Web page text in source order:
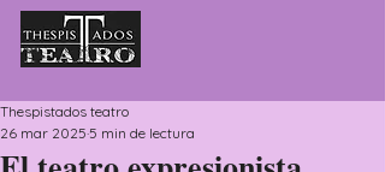
Thespistados teatro
26 mar 2025 5 min de lectura